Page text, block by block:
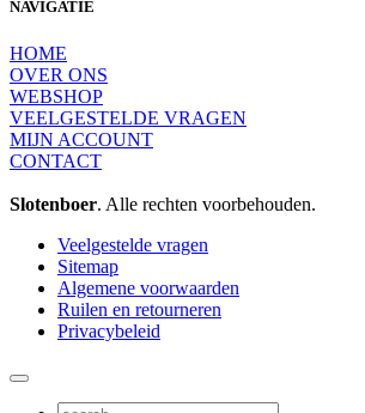
NAVIGATIE
HOME
OVER ONS
WEBSHOP
VEELGESTELDE VRAGEN
MIJN ACCOUNT
CONTACT
Slotenboer. Alle rechten voorbehouden.
Veelgestelde vragen
Sitemap
Algemene voorwaarden
Ruilen en retourneren
Privacybeleid